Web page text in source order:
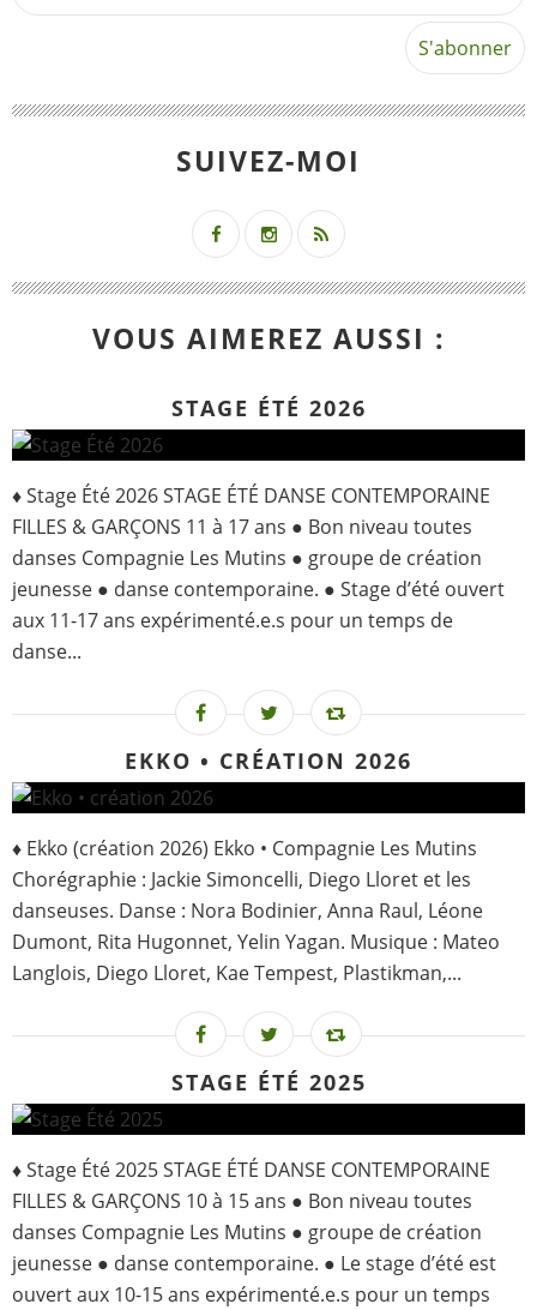
SUIVEZ-MOI
VOUS AIMEREZ AUSSI :
STAGE ÉTÉ 2026
♦ Stage Été 2026 STAGE ÉTÉ DANSE CONTEMPORAINE
FILLES & GARÇONS 11 à 17 ans ● Bon niveau toutes
danses Compagnie Les Mutins ● groupe de création
jeunesse ● danse contemporaine. ● Stage d’été ouvert
aux 11-17 ans expérimenté.e.s pour un temps de
danse...
EKKO • CRÉATION 2026
♦ Ekko (création 2026) Ekko • Compagnie Les Mutins
Chorégraphie : Jackie Simoncelli, Diego Lloret et les
danseuses. Danse : Nora Bodinier, Anna Raul, Léone
Dumont, Rita Hugonnet, Yelin Yagan. Musique : Mateo
Langlois, Diego Lloret, Kae Tempest, Plastikman,...
STAGE ÉTÉ 2025
♦ Stage Été 2025 STAGE ÉTÉ DANSE CONTEMPORAINE
FILLES & GARÇONS 10 à 15 ans ● Bon niveau toutes
danses Compagnie Les Mutins ● groupe de création
jeunesse ● danse contemporaine. ● Le stage d’été est
ouvert aux 10-15 ans expérimenté.e.s pour un temps